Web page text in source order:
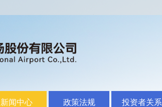
新闻中心 政策法规 投资者关系